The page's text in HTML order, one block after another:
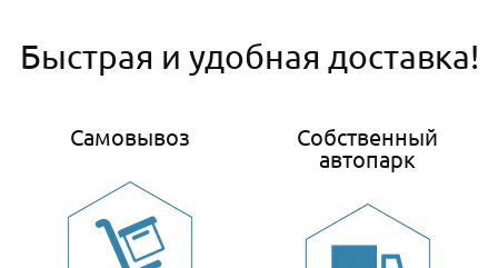
Быстрая и удобная доставка!
Самовывоз
Собственный
автопарк